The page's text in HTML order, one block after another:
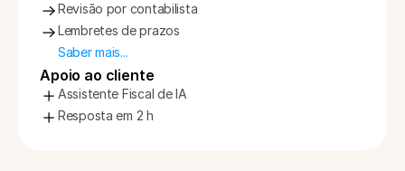
Revisão por contabilista
Lembretes de prazos
Saber mais...
Apoio ao cliente
Assistente Fiscal de IA
Resposta em 2 h